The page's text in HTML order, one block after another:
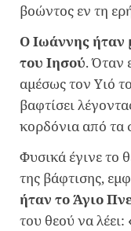
βοώντος εν τη
Ο Ιωάννης ήταν
του Ιησού. Όταν
αμέσως τον Υιό
βαφτίσει
κορδόνια από τα
Φυσικά έγινε το
της βάφτισης,
ήταν το Άγιο
του θεού να λέει: